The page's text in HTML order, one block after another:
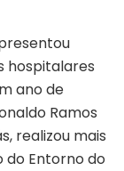
hospitalares
ano de
Ramos
realizou mais
do Entorno do